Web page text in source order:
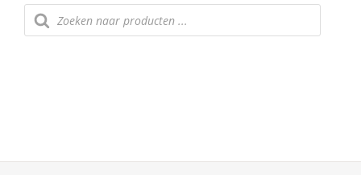
Producten
zoeken